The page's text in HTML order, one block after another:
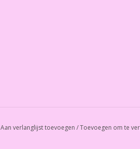
Aan verlanglijst toevoegen /Toevoegen om te